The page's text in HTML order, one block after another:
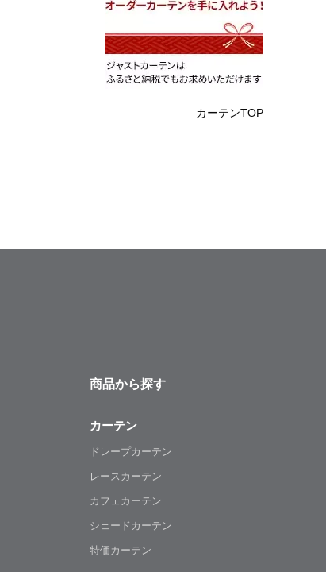
カーテンTOP
商品から探す
カーテン
ドレープカーテン
レースカーテン
カフェカーテン
シェードカーテン
特価カーテン